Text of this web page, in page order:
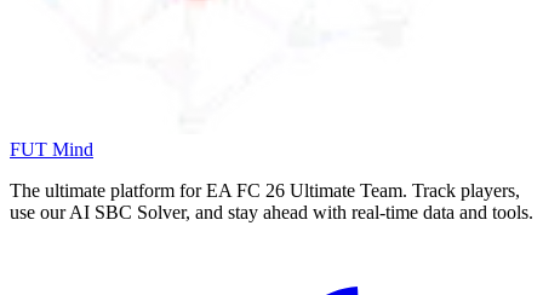
FUT Mind
The ultimate platform for EA FC 26 Ultimate Team. Track players,
use our AI SBC Solver, and stay ahead with real-time data and tools.